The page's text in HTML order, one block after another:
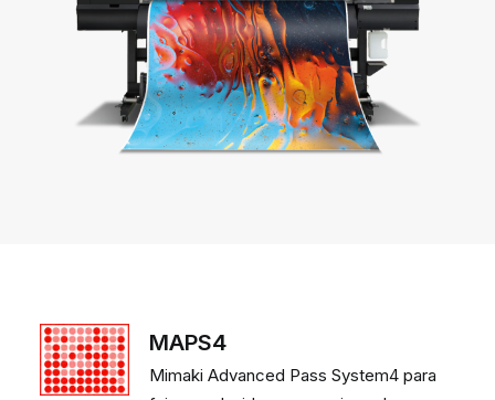
MAPS4
Mimaki Advanced Pass System4 para